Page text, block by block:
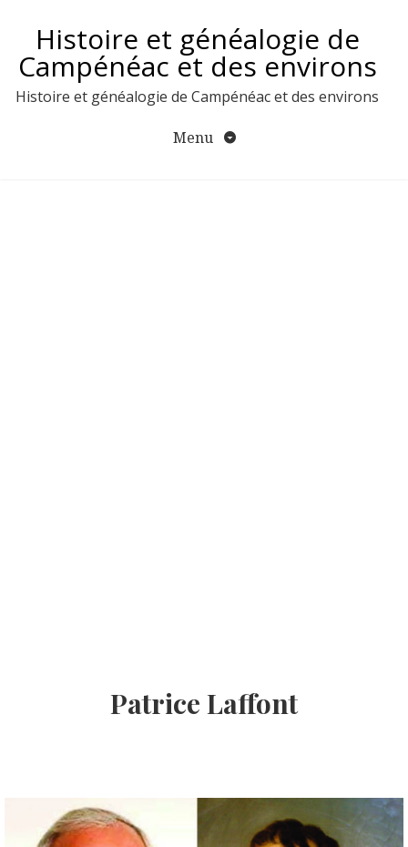
contenuHistoire et généalogie de
Campénéac et des environs
Histoire et généalogie de Campénéac et des environs
Menu
Patrice Laffont